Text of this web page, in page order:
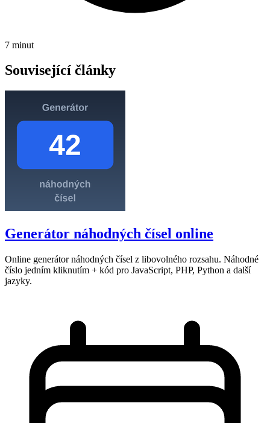
7 minut
Související články
Generátor náhodných čísel online
Online generátor náhodných čísel z libovolného rozsahu. Náhodné
číslo jedním kliknutím + kód pro JavaScript, PHP, Python a další
jazyky.